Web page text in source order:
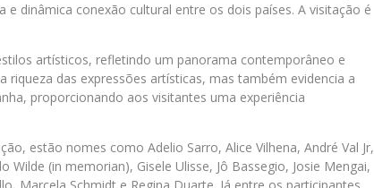
dinâmica conexão cultural entre os dois países. A visitação é
artísticos, refletindo um panorama contemporâneo e
riqueza das expressões artísticas, mas também evidencia a
proporcionando aos visitantes uma experiência
estão nomes como Adelio Sarro, Alice Vilhena, André Val Jr,
Wilde (in memorian), Gisele Ulisse, Jô Bassegio, Josie Mengai,